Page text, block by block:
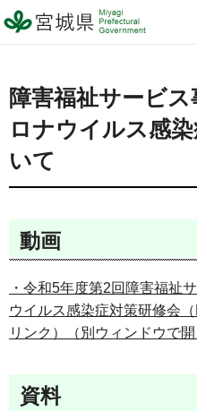
宮城県 Miyagi Prefectural
Government
障害福祉サービ
ロナウイルス感
いて
動画
・令和5年度第2回障害福祉
ウイルス感染症対策研修会
リンク）（別ウィンドウで開
資料